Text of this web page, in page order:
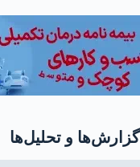
گزارش‌ها و تحلیل‌ها